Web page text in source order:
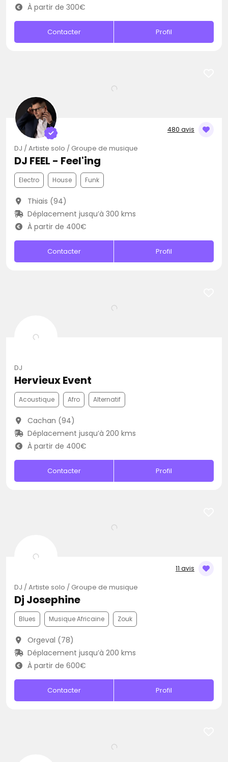
À partir de 300€
Contacter Profil
480 avis
DJ / Artiste solo / Groupe de musique
DJ FEEL - Feel'ing
Electro House Funk
Thiais (94)
Déplacement jusqu’à 300 kms
À partir de 400€
Contacter Profil
DJ
Hervieux Event
Acoustique Afro Alternatif
Cachan (94)
Déplacement jusqu’à 200 kms
À partir de 400€
Contacter Profil
11 avis
DJ / Artiste solo / Groupe de musique
Dj Josephine
Blues Musique Africaine Zouk
Orgeval (78)
Déplacement jusqu’à 200 kms
À partir de 600€
Contacter Profil